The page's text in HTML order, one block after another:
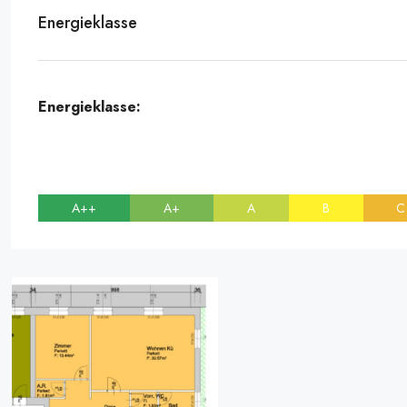
Energieklasse
Energieklasse:
A++ A+ A B C